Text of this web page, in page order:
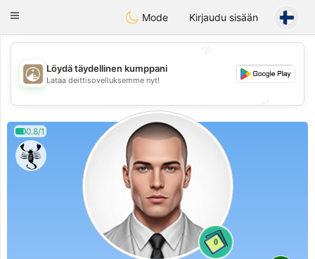
Bahebik
Toggle
Mode Kirjaudu sisään
💖
💕
Löydä täydellinen kumppani
Lataa deittisovelluksemme nyt!
0.8/1
0